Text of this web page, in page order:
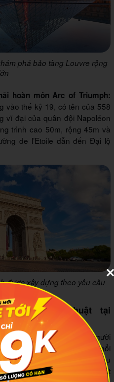
phá bảo tàng Louvre rộng
hoàn môn Arc of Triumph:
vào thế kỷ 19, có tên của 558
vĩ đại của quân đội Napoléon
trình cao 50m, rộng 45m và
de l’Etoile dẫn đến Đại lộ
được xây dựng theo yêu cầu
nghệ thuật tại
La Belle Endormie hay “Người
miền nam nước Pháp này nổi
công nghiệp sản xuất rượu
có hơn 9000 xưởng sản xuất